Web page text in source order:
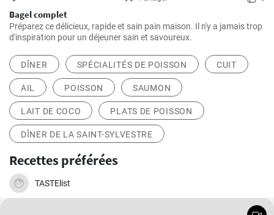
Bagel complet
Préparez ce délicieux, rapide et sain pain maison. Il n'y a jamais trop
d'inspiration pour un déjeuner sain et savoureux.
DÎNER SPÉCIALITÉS DE POISSON CUIT
AIL POISSON SAUMON
LAIT DE COCO PLATS DE POISSON
DÎNER DE LA SAINT-SYLVESTRE
Recettes préférées
TASTElist